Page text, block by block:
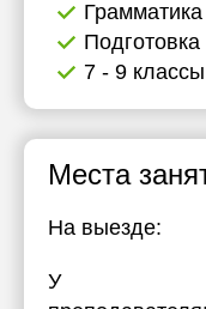
Грамматика
7 - 9
Места
На выезде:
У